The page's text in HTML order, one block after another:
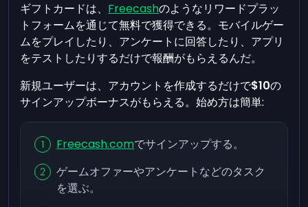
ギフトカードは、 Freecashのようなリワードプラッ
トフォームを通じて無料で獲得できる。モバイルゲー
ムをプレイしたり、アンケートに回答したり、アプリ
をテストしたりするだけで報酬がもらえるんだ。
新規ユーザーは、アカウントを作成するだけで$10の
サインアップボーナスがもらえる。始め方は簡単:
Freecash.comでサインアップする。
ゲームオファーやアンケートなどのタスク
を選ぶ。